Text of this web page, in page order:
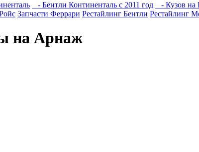
- Бентли Континенталь с 2011 год - Кузов на
Запчасти Феррари Рестайлинг Бентли Рестайлинг
на Арнаж